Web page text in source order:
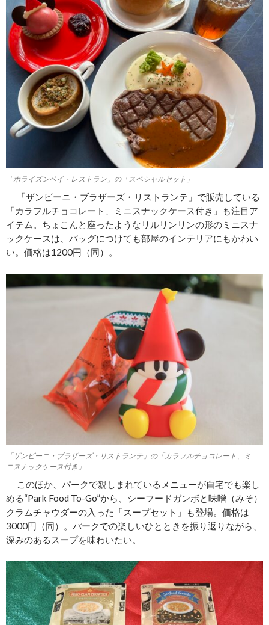
「ホライズンベイ・レストラン」の「スペシャルセット」
「ザンビーニ・ブラザーズ・リストランテ」で販売している
「カラフルチョコレート、ミニスナックケース付き」も注目ア
イテム。ちょこんと座ったようなリルリンリンの形のミニスナ
ックケースは、バッグにつけても部屋のインテリアにもかわい
い。価格は1200円（同）。
「ザンビーニ・ブラザーズ・リストランテ」の「カラフルチョコレート、ミ
ニスナックケース付き」
このほか、パークで親しまれているメニューが自宅でも楽し
める“Park Food To-Go”から、シーフードガンボと味噌（みそ）
クラムチャウダーの入った「スープセット」も登場。価格は
3000円（同）。パークでの楽しいひとときを振り返りながら、
深みのあるスープを味わいたい。